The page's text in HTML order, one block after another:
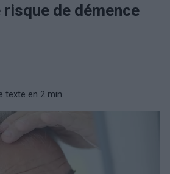
de démence
texte en 2 min.